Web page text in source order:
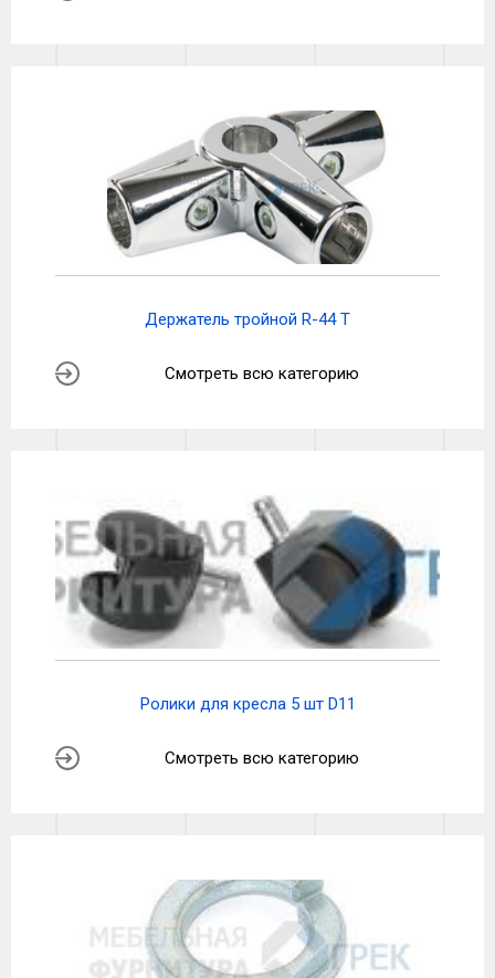
Держатель тройной R-44 T
Смотреть всю категорию
Ролики для кресла 5 шт D11
Смотреть всю категорию